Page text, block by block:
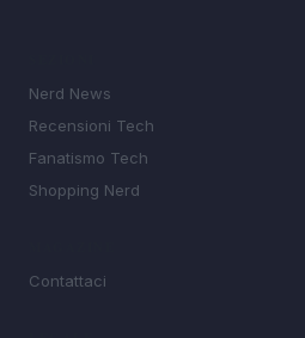
Nerd News
Recensioni Tech
Fanatismo Tech
Shopping Nerd
Contattaci